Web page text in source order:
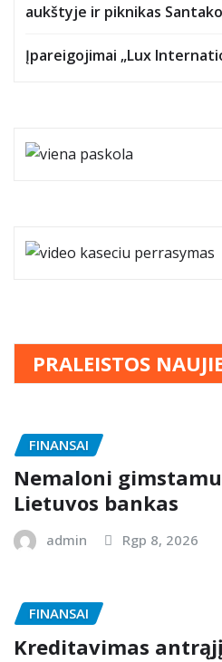
aukštyje ir piknikas
Įpareigojimai „Lux
PRALEISTOS
FINANSAI
Nemaloni
Lietuvos bankas
admin Rgp 8, 2026
FINANSAI
Kreditavimas